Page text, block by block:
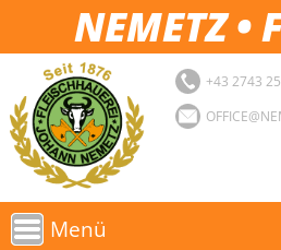
NEMETZ •
+43 2743
Menü